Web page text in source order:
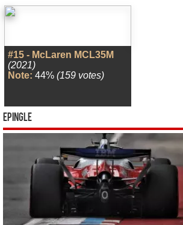
#15 - McLaren MCL35M
(2021)
Note: 44% (159 votes)
Epingle